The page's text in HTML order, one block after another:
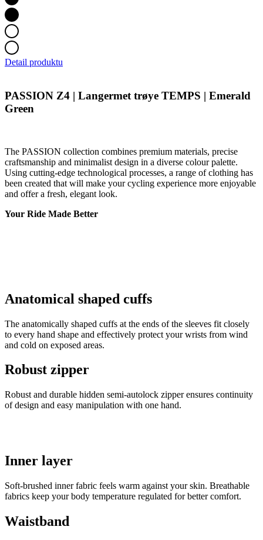
Detail produktu
PASSION Z4 | Langermet trøye TEMPS | Emerald
Green
The PASSION collection combines premium materials, precise
craftsmanship and minimalist design in a diverse colour palette.
Using cutting-edge technological processes, a range of clothing has
been created that will make your cycling experience more enjoyable
and offer a fresh, elegant look.
Your Ride Made Better
Anatomical shaped cuffs
The anatomically shaped cuffs at the ends of the sleeves fit closely
to every hand shape and effectively protect your wrists from wind
and cold on exposed areas.
Robust zipper
Robust and durable hidden semi-autolock zipper ensures continuity
of design and easy manipulation with one hand.
Inner layer
Soft-brushed inner fabric feels warm against your skin. Breathable
fabrics keep your body temperature regulated for better comfort.
Waistband